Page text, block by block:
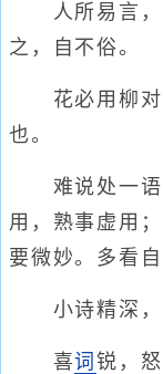
人所易言，
之，自不俗。
花必用柳对
也。
难说处一语
用，熟事虚用
要微妙。多看
小诗精深，
喜词锐，